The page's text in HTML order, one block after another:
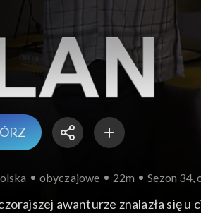
obyczajowe 22m Sezon 34,
awanturze znalazła się